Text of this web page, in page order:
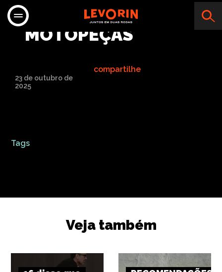
GOLFINHO
MOTOPEÇAS
23 de outubro de
2025
compartilhe
Tags
Veja também